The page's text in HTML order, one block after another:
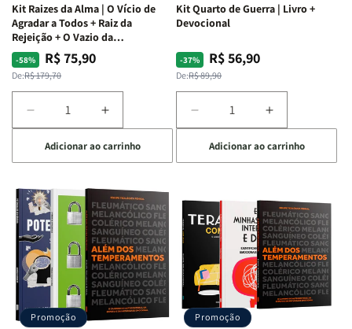
Kit Raizes da Alma | O Vício de
Agradar a Todos + Raiz da
Rejeição + O Vazio da
Insatisfação.
-58%
Preço
normal
De:R$ 179,70
Preço
promocional
R$ 75,90
Diminuir
a
quantidade
de
Raizes
da
Alma
|
O
Vício
Agradar
Aumentar
a
quantidade
de
Raizes
da
Alma
|
O
Vício
de
Agradar
Adicionar ao carrinho
Kit Quarto de Guerra | Livro +
Devocional
-37%
Preço
normal
De:R$ 89,90
Preço
promocional
R$ 56,90
Diminuir
a
quantidade
de
Quarto
de
Guerra
Livro
+
Devocional
Aumentar
a
quantidade
de
Quarto
de
Guerra
|
Livro
+
Devocional
Adicionar ao carrinho
Promoção Promoção